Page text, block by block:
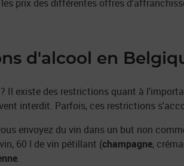
prix des différentes offres
d'alcool en
Il existe des restrictions quant à
interdit. Parfois, ces restrictions
envoyez du vin dans un but non
60 l de vin pétillant (champagne,
.